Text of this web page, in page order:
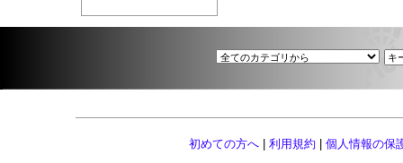
初めての方へ 利用規約 個人情報の保